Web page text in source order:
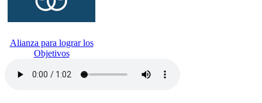
Alianza para lograr los
Objetivos